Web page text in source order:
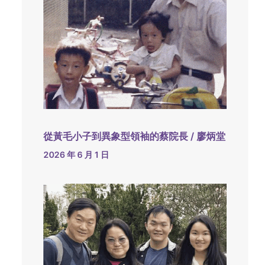
從黃毛小子到異象型領袖的蔡院長 / 廖炳堂
2026 年 6 月 1 日